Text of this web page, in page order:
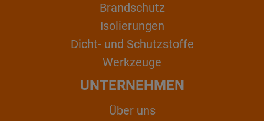
Brandschutz
Isolierungen
Dicht- und Schutzstoffe
Werkzeuge
UNTERNEHMEN
Über uns